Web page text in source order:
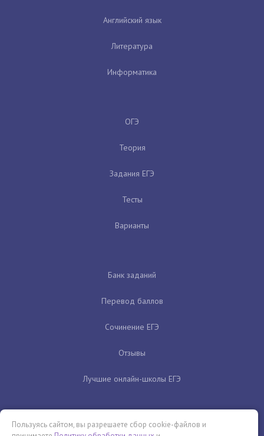
Английский язык
Литература
Информатика
ОГЭ
Теория
Задания ЕГЭ
Тесты
Варианты
Банк заданий
Перевод баллов
Сочинение ЕГЭ
Отзывы
Лучшие онлайн-школы ЕГЭ
Пользуясь сайтом, вы разрешаете сбор cookie-файлов и